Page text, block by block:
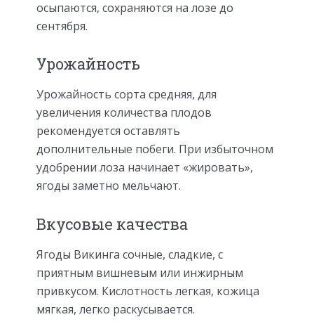
осыпаются, сохраняются на лозе до
сентября.
Урожайность
Урожайность сорта средняя, для
увеличения количества плодов
рекомендуется оставлять
дополнительные побеги. При избыточном
удобрении лоза начинает «жировать»,
ягоды заметно мельчают.
Вкусовые качества
Ягоды Викинга сочные, сладкие, с
приятным вишневым или инжирным
привкусом. Кислотность легкая, кожица
мягкая, легко раскусывается.